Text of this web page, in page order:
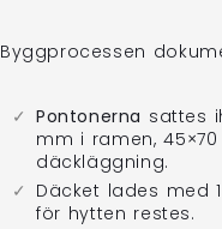
Byggprocessen
Pontonerna sattes
mm i ramen,
däckläggning.
Däcket lades med
för hytten restes.